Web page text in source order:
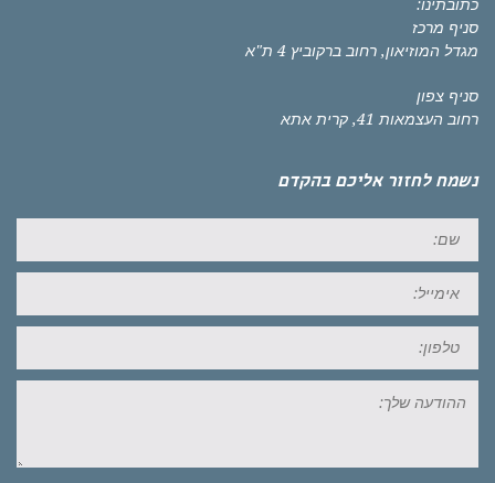
כתובתינו:
סניף מרכז
מגדל המוזיאון, רחוב ברקוביץ 4 ת"א
סניף צפון
רחוב העצמאות 41, קרית אתא
נשמח לחזור אליכם בהקדם
שלך: